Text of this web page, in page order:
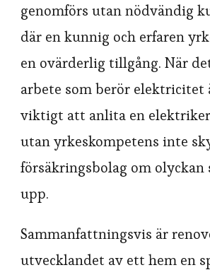
genomförs utan nödvändig
där en kunnig och erfaren
en ovärderlig tillgång. När
arbete som berör elektricitet
viktigt att anlita en
utan yrkeskompetens inte
försäkringsbolag om olyckan
upp.
Sammanfattningsvis är
utvecklandet av ett hem en